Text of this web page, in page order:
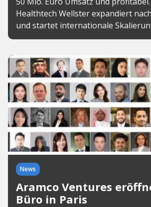
Healthtech Wellster expandiert
und startet internationale
News
Aramco Ventures
Büro in Paris